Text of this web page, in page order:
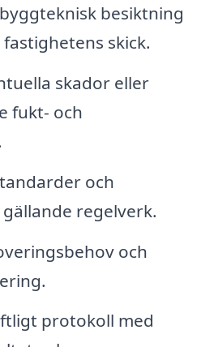
besiktning
skick.
skador eller
fukt- och
och
regelverk.
och
protokoll med